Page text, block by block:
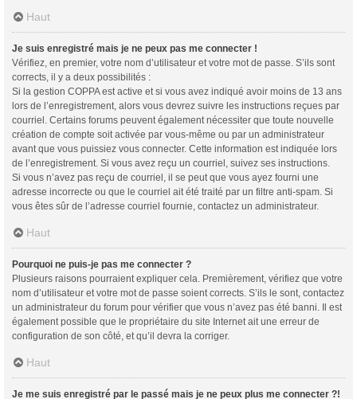
Haut
Je suis enregistré mais je ne peux pas me connecter !
Vérifiez, en premier, votre nom d’utilisateur et votre mot de passe. S’ils sont
corrects, il y a deux possibilités :
Si la gestion COPPA est active et si vous avez indiqué avoir moins de 13 ans
lors de l’enregistrement, alors vous devrez suivre les instructions reçues par
courriel. Certains forums peuvent également nécessiter que toute nouvelle
création de compte soit activée par vous-même ou par un administrateur
avant que vous puissiez vous connecter. Cette information est indiquée lors
de l’enregistrement. Si vous avez reçu un courriel, suivez ses instructions.
Si vous n’avez pas reçu de courriel, il se peut que vous ayez fourni une
adresse incorrecte ou que le courriel ait été traité par un filtre anti-spam. Si
vous êtes sûr de l’adresse courriel fournie, contactez un administrateur.
Haut
Pourquoi ne puis-je pas me connecter ?
Plusieurs raisons pourraient expliquer cela. Premièrement, vérifiez que votre
nom d’utilisateur et votre mot de passe soient corrects. S’ils le sont, contactez
un administrateur du forum pour vérifier que vous n’avez pas été banni. Il est
également possible que le propriétaire du site Internet ait une erreur de
configuration de son côté, et qu’il devra la corriger.
Haut
Je me suis enregistré par le passé mais je ne peux plus me connecter ?!